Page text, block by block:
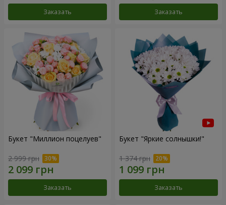
Заказать Заказать
Букет "Миллион поцелуев"
2 999 грн
Заказать
Букет "Яркие солнышки!"
1 374 грн
Заказать